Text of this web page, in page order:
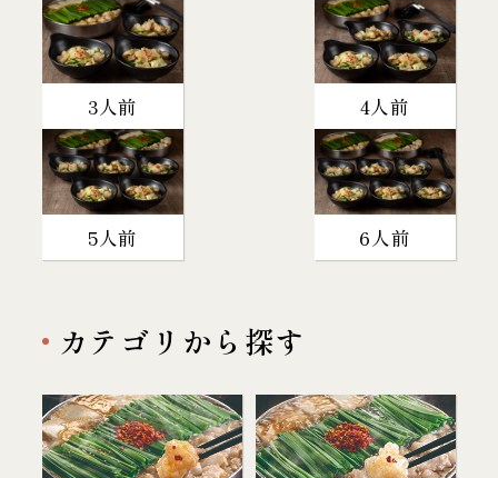
3人前 4人前
5人前 6人前
カテゴリから探す